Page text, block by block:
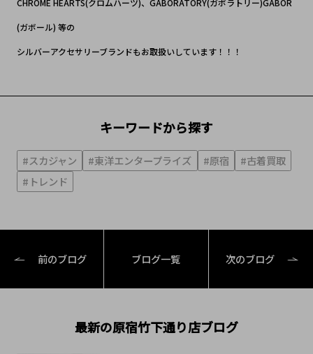
(ガボール) 等の
シルバーアクセサリーブランドもお取扱いしています！！！
キーワードから探す
#スカジャン #東洋エンタープライズ #原宿
#古着買取
#トレンド
前のブログ ブログ一覧 次のブログ
最新の原宿竹下通り店ブログ